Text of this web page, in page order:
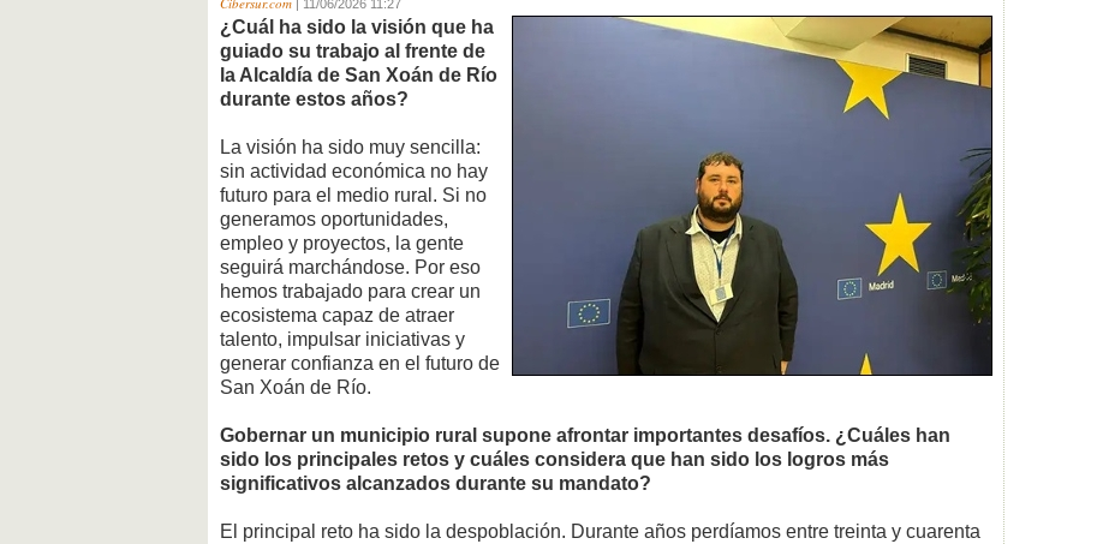
11/06/2026 11:27
¿Cuál ha sido la visión que ha
guiado su trabajo al frente de
la Alcaldía de San Xoán de Río
durante estos años?
La visión ha sido muy sencilla:
sin actividad económica no hay
futuro para el medio rural. Si no
generamos oportunidades,
empleo y proyectos, la gente
seguirá marchándose. Por eso
hemos trabajado para crear un
ecosistema capaz de atraer
talento, impulsar iniciativas y
generar confianza en el futuro de
San Xoán de Río.
Gobernar un municipio rural supone afrontar importantes desafíos. ¿Cuáles han
sido los principales retos y cuáles considera que han sido los logros más
significativos alcanzados durante su mandato?
El principal reto ha sido la despoblación. Durante años perdíamos entre treinta y cuarenta